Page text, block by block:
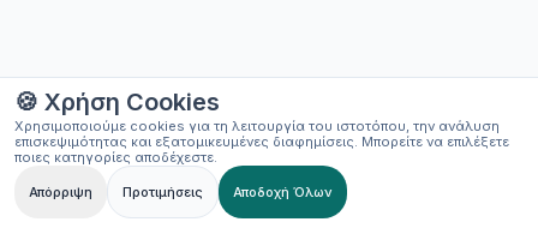
🍪 Χρήση Cookies
Χρησιμοποιούμε cookies για τη λειτουργία του ιστοτόπου, την ανάλυση
επισκεψιμότητας και εξατομικευμένες διαφημίσεις. Μπορείτε να επιλέξετε
ποιες κατηγορίες αποδέχεστε.
Απόρριψη Προτιμήσεις Αποδοχή Όλων